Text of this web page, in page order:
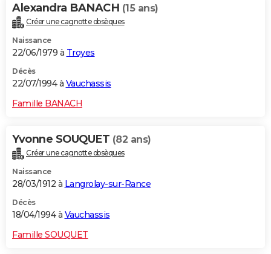
Alexandra BANACH (15 ans)
Créer une cagnotte obsèques
Naissance
22/06/1979 à Troyes
Décès
22/07/1994 à Vauchassis
Famille BANACH
Yvonne SOUQUET (82 ans)
Créer une cagnotte obsèques
Naissance
28/03/1912 à Langrolay-sur-Rance
Décès
18/04/1994 à Vauchassis
Famille SOUQUET